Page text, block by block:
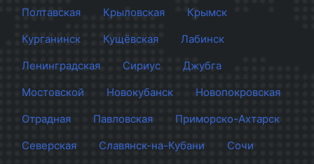
Полтавская
Крыловская
Крымск
Курганинск
Кущёвская
Лабинск
Ленинградская
Сириус
Джубга
Мостовской
Новокубанск
Новопокровская
Отрадная
Павловская
Приморско-Ахтарск
Северская
Славянск-на-Кубани
Сочи